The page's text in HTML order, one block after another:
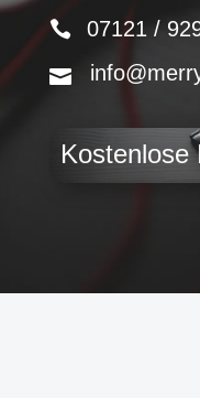
07121 /
Kostenlose